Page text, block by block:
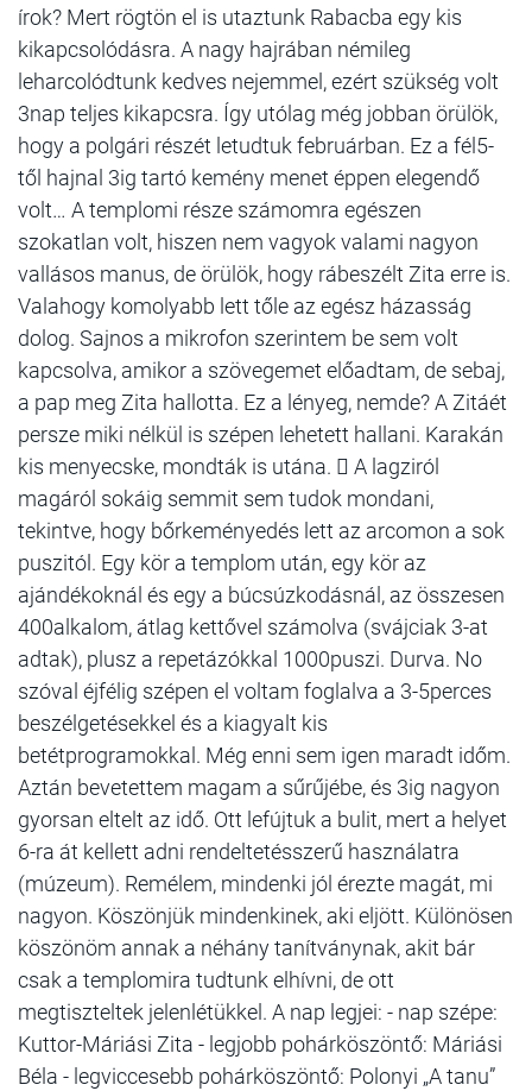
írok? Mert rögtön el is utaztunk Rabacba egy kis
kikapcsolódásra. A nagy hajrában némileg
leharcolódtunk kedves nejemmel, ezért szükség volt
3nap teljes kikapcsra. Így utólag még jobban örülök,
hogy a polgári részét letudtuk februárban. Ez a fél5-
től hajnal 3ig tartó kemény menet éppen elegendő
volt… A templomi része számomra egészen
szokatlan volt, hiszen nem vagyok valami nagyon
vallásos manus, de örülök, hogy rábeszélt Zita erre is.
Valahogy komolyabb lett tőle az egész házasság
dolog. Sajnos a mikrofon szerintem be sem volt
kapcsolva, amikor a szövegemet előadtam, de sebaj,
a pap meg Zita hallotta. Ez a lényeg, nemde? A Zitáét
persze miki nélkül is szépen lehetett hallani. Karakán
kis menyecske, mondták is utána.  A lagziról
magáról sokáig semmit sem tudok mondani,
tekintve, hogy bőrkeményedés lett az arcomon a sok
puszitól. Egy kör a templom után, egy kör az
ajándékoknál és egy a búcsúzkodásnál, az összesen
400alkalom, átlag kettővel számolva (svájciak 3-at
adtak), plusz a repetázókkal 1000puszi. Durva. No
szóval éjfélig szépen el voltam foglalva a 3-5perces
beszélgetésekkel és a kiagyalt kis
betétprogramokkal. Még enni sem igen maradt időm.
Aztán bevetettem magam a sűrűjébe, és 3ig nagyon
gyorsan eltelt az idő. Ott lefújtuk a bulit, mert a helyet
6-ra át kellett adni rendeltetésszerű használatra
(múzeum). Remélem, mindenki jól érezte magát, mi
nagyon. Köszönjük mindenkinek, aki eljött. Különösen
köszönöm annak a néhány tanítványnak, akit bár
csak a templomira tudtunk elhívni, de ott
megtiszteltek jelenlétükkel. A nap legjei: - nap szépe:
Kuttor-Máriási Zita - legjobb pohárköszöntő: Máriási
Béla - legviccesebb pohárköszöntő: Polonyi „A tanu”